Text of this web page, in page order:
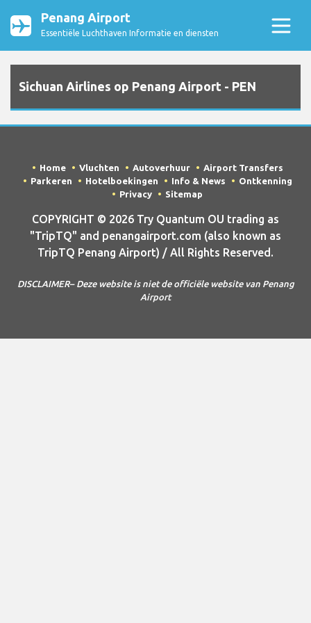
Penang Airport
Essentiële Luchthaven Informatie en diensten
Sichuan Airlines op Penang Airport - PEN
Home Vluchten Autoverhuur
Airport Transfers
Parkeren
Hotelboekingen Info & News
Ontkenning
Privacy
Sitemap
COPYRIGHT © 2026 Try Quantum OU trading as
"TripTQ" and penangairport.com (also known as
TripTQ Penang Airport) / All Rights Reserved.
DISCLAIMER– Deze website is niet de officiële website van Penang
Airport